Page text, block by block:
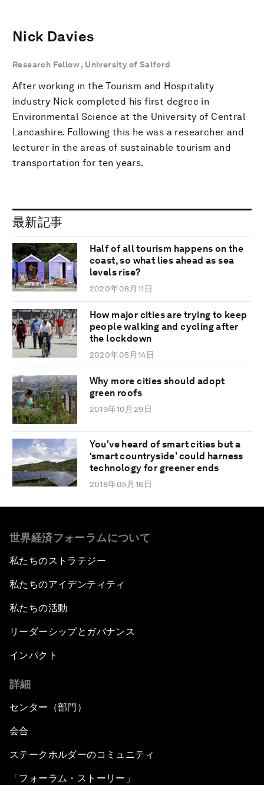
Nick Davies
Research Fellow , University of Salford
After working in the Tourism and Hospitality
industry Nick completed his first degree in
Environmental Science at the University of Central
Lancashire. Following this he was a researcher and
lecturer in the areas of sustainable tourism and
transportation for ten years.
最新記事
Half of all tourism happens on the
coast, so what lies ahead as sea
levels rise?
2020年08月11日
How major cities are trying to keep
people walking and cycling after
the lockdown
2020年05月14日
Why more cities should adopt
green roofs
2019年10月29日
You've heard of smart cities but a
‘smart countryside’ could harness
technology for greener ends
2018年05月16日
世界経済フォーラムについて
私たちのストラテジー
私たちのアイデンティティ
私たちの活動
リーダーシップとガバナンス
インパクト
詳細
センター（部門）
会合
ステークホルダーのコミュニティ
「フォーラム・ストーリー」